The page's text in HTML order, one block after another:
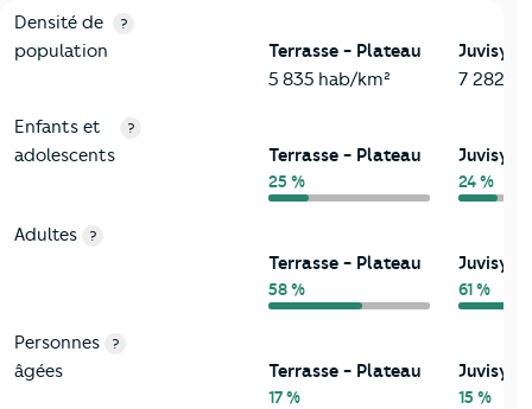
2-Habitants
Critères Terrasse - Plateau
Densité de
population
?
Terrasse - Plateau
5 835 hab/km²
Juvisy-
7 282
Enfants et
adolescents
?
Terrasse - Plateau
25 %
Juvisy-
24 %
Adultes ?
Terrasse - Plateau
58 %
Juvisy-
61 %
Personnes
âgées
?
Terrasse - Plateau
17 %
Juvisy-
15 %